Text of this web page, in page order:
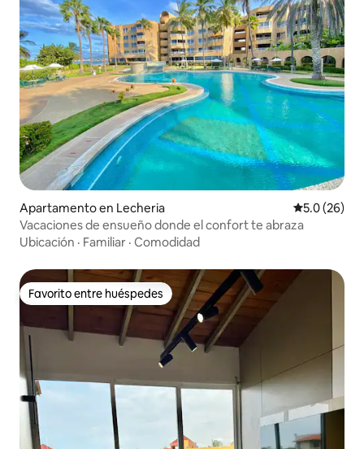
Apartamento en Lecheria Calificación
5.0 (26)
Vacaciones de ensueño donde el confort te abraza
Ubicación · Familiar · Comodidad
Favorito entre huéspedes
Favorito entre huéspedes